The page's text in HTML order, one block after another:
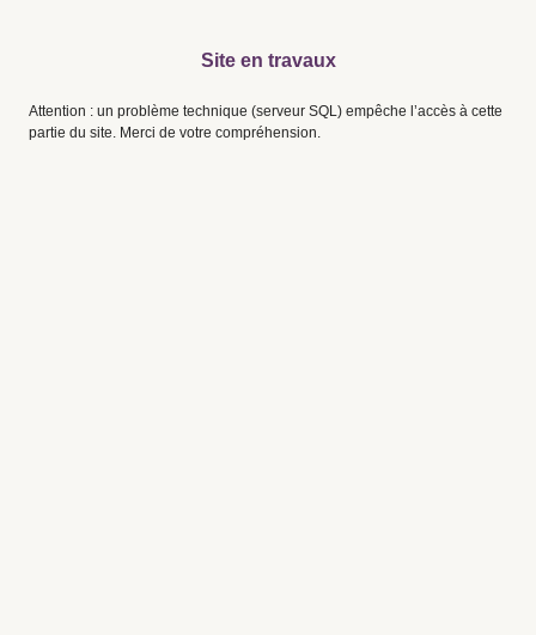
Site en travaux
Attention : un problème technique (serveur SQL) empêche l’accès à cette
partie du site. Merci de votre compréhension.